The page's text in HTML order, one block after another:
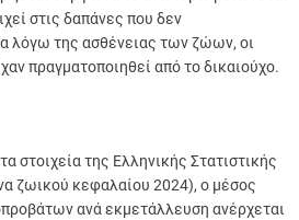
στις δαπάνες που δεν
λόγω της ασθένειας των ζώων, οι
πραγματοποιηθεί από το δικαιούχο.
στοιχεία της Ελληνικής Στατιστικής
ζωικού κεφαλαίου 2024), ο μέσος
ανά εκμετάλλευση ανέρχεται